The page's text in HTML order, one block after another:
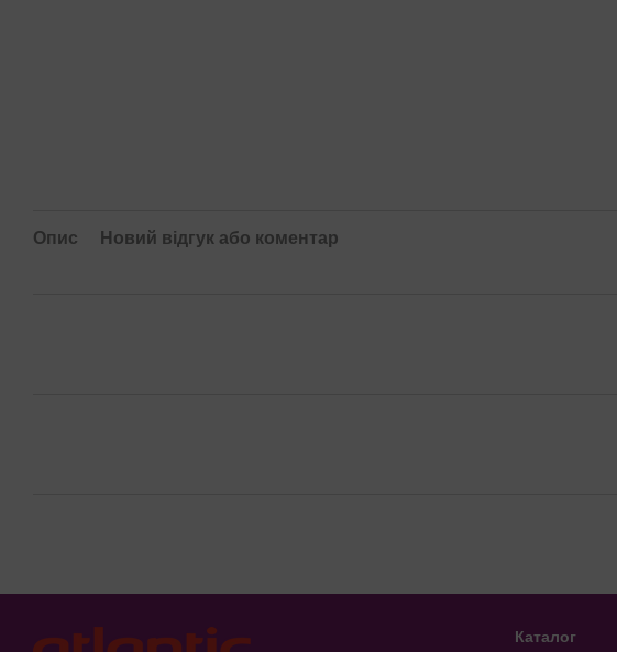
Опис Новий відгук або коментар
Каталог